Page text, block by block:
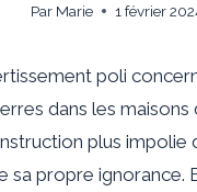
Par Marie 1 février
poli
dans les maisons
plus impolie
sa propre ignorance.